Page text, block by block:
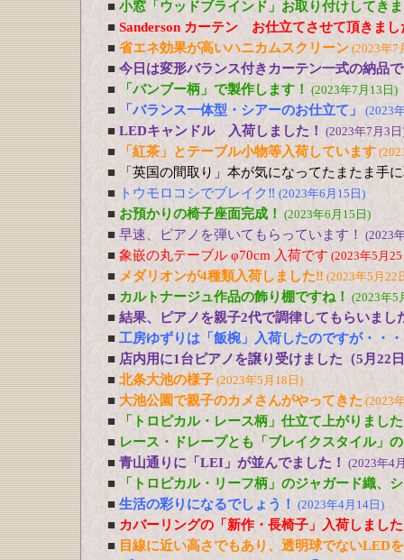
■ 小窓「ウッドブラインド」お取り付けしてき
■ Sanderson カーテン お仕立てさせて頂きまし
■ 省エネ効果が高いハニカムスクリーン (2023年7
■ 今日は変形バランス付きカーテン一式の納品
■
「バンブー柄」で製作します！ (2023年7月13日)
■ 「バランス一体型・シアーのお仕立て」 (2023
■ LEDキャンドル 入荷しました！ (2023年7月3日
■ 「紅茶」とテーブル小物等入荷しています
■
「英国の間取り」本が気になってたまたま手
■
トウモロコシでブレイク‼ (2023年6月15日)
■ お預かりの椅子座面完成！ (2023年6月15日)
■ 早速、ピアノを弾いてもらっています！ (2023
■ 象嵌の丸テーブル φ70cm 入荷です (2023年5月
■ メダリオンが4種類入荷しました‼ (2023年5月22
■ カルトナージュ作品の飾り棚ですね！ (2023年5
■ 結果、ピアノを親子2代で調律してもらいまし
■ 工房ゆずりは「飯椀」入荷したのですが・・・
■ 店内用に1台ピアノを譲り受けました（5月22
■ 北条大池の様子 (2023年5月18日)
■ 大池公園で親子のカメさんがやってきた (2023
■ 「トロピカル・レース柄」仕立て上がりました
■ レース・ドレープとも「ブレイクスタイル」
■ 青山通りに「LEI」が並んでました！ (2023年4
■
「トロピカル・リーフ柄」のジャガード織、
■ 生活の彩りになるでしょう！ (2023年4月14日)
■ カバーリングの「新作・長椅子」入荷しまし
■ 目線に近い高さでもあり、透明球でないLED